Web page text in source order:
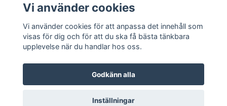
Vi använder cookies
Vi använder cookies för att anpassa det innehåll som
visas för dig och för att du ska få bästa tänkbara
upplevelse när du handlar hos oss.
Godkänn alla
Inställningar